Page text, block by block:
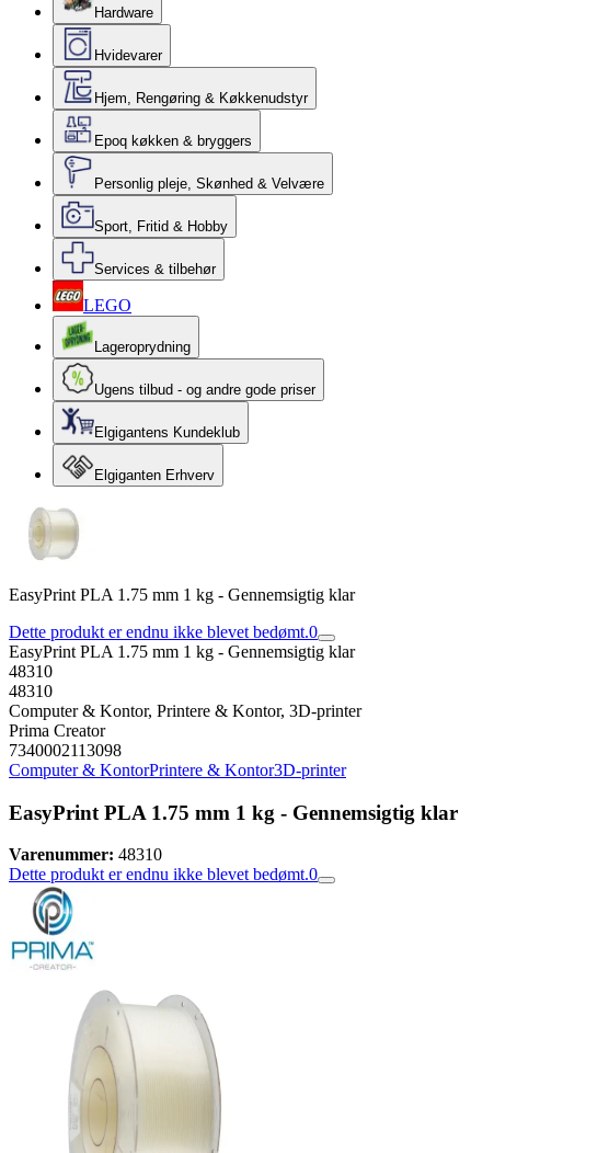
Hardware
Hvidevarer
Hjem, Rengøring & Køkkenudstyr
Epoq køkken & bryggers
Personlig pleje, Skønhed & Velvære
Sport, Fritid & Hobby
Services & tilbehør
LEGO
Lageroprydning
Ugens tilbud - og andre gode priser
Elgigantens Kundeklub
Elgiganten Erhverv
EasyPrint PLA 1.75 mm 1 kg - Gennemsigtig klar
Dette produkt er endnu ikke blevet bedømt.0
EasyPrint PLA 1.75 mm 1 kg - Gennemsigtig klar
48310
48310
Computer & Kontor, Printere & Kontor, 3D-printer
Prima Creator
7340002113098
Computer & KontorPrintere & Kontor3D-printer
EasyPrint PLA 1.75 mm 1 kg - Gennemsigtig klar
Varenummer: 48310
Dette produkt er endnu ikke blevet bedømt.0